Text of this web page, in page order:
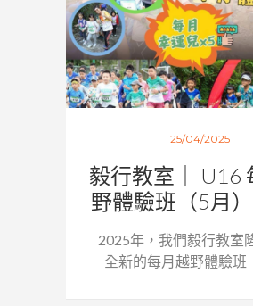
25/04/2025
毅行教室｜ U16
野體驗班（5月
2025年，我們毅行教室
全新的每月越野體驗班